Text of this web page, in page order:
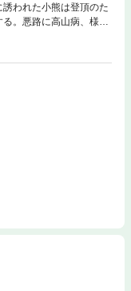
われた小熊は登頂のた
。悪路に高山病、様々
出来るのか？